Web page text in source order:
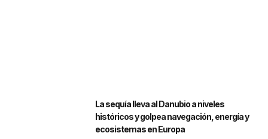
La sequía lleva al Danubio a niveles
históricos y golpea navegación, energía y
ecosistemas en Europa